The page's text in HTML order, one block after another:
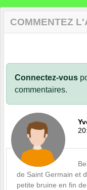
COMMENTEZ
Connectez-vous
commentaires.
de Saint Germain et
petite bruine en fin